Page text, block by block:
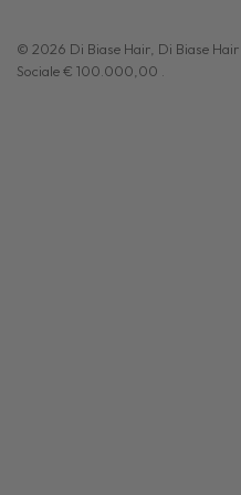
© 2026 Di Biase Hair, Di Biase Hair
Sociale € 100.000,00 .